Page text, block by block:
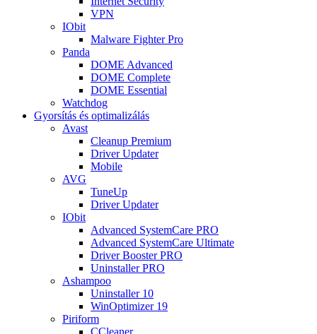
VPN
IObit
Malware Fighter Pro
Panda
DOME Advanced
DOME Complete
DOME Essential
Watchdog
Gyorsítás és optimalizálás
Avast
Cleanup Premium
Driver Updater
Mobile
AVG
TuneUp
Driver Updater
IObit
Advanced SystemCare PRO
Advanced SystemCare Ultimate
Driver Booster PRO
Uninstaller PRO
Ashampoo
Uninstaller 10
WinOptimizer 19
Piriform
CCleaner